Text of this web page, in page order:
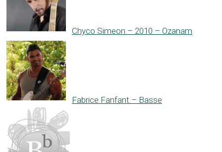
Chyco Simeon – 2010 – Ozanam
Fabrice Fanfant – Basse